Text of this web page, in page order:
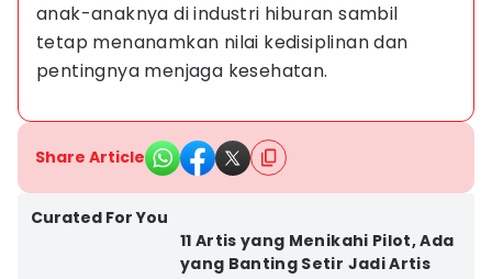
anak-anaknya di industri hiburan sambil
tetap menanamkan nilai kedisiplinan dan
pentingnya menjaga kesehatan.
Share Article
Curated For You
11 Artis yang Menikahi Pilot, Ada
yang Banting Setir Jadi Artis